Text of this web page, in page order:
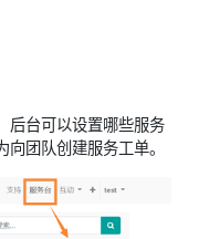
后台可以设置哪些服务
团队创建服务工单。